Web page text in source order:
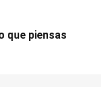
que piensas